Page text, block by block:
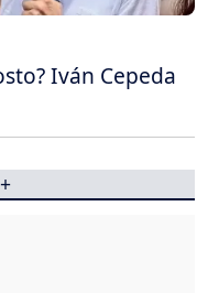
Iván Cepeda